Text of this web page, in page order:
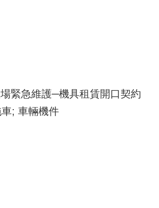
緊急維護─機具租賃開口契約
; 車輛機件